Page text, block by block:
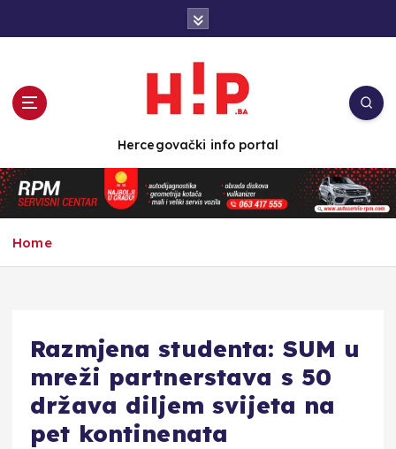
n
t
e
Hercegovački info portal
Home
Razmjena studenta: SUM u
mreži partnerstava s 50
država diljem svijeta na
pet kontinenata